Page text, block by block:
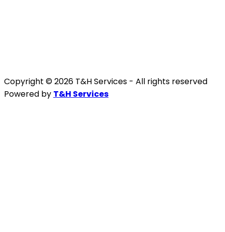
Copyright © 2026 T&H Services - All rights reserved
Powered by T&H Services